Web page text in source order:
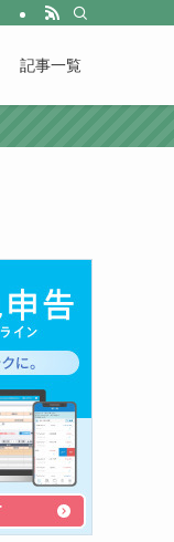
記事一覧